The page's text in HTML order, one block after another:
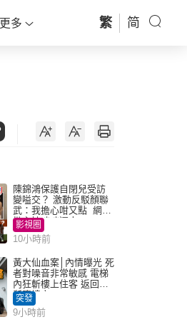
更多 繁 简
陳錦鴻保護自閉兒受訪
變嗌交？ 激動反駁顏聯
武：我擔心咁又點 網民
批主持咄咄逼人
影視圈
10小時前
黃大仙血案│內情曝光 死
者對噪音非常敏感 電梯
內狂斬樓上住客 返回住
所墮樓亡
突發
9小時前